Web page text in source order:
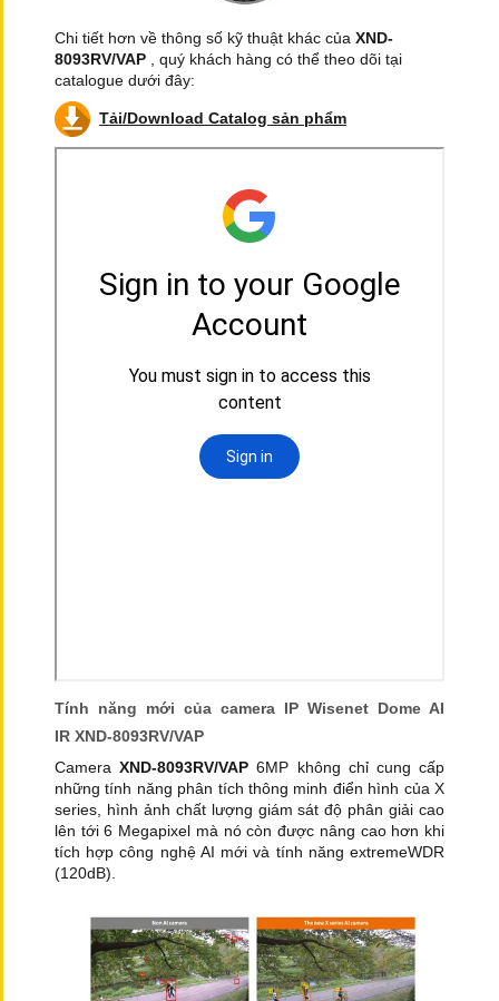
Chi tiết hơn về thông số kỹ thuật khác của XND-
8093RV/VAP , quý khách hàng có thể theo dõi tại
catalogue dưới đây:
Tải/Download Catalog sản phẩm
Tính năng mới của camera IP Wisenet Dome AI
IR XND-8093RV/VAP
CameraXND-8093RV/VAP 6MP không chỉ cung cấp
những tính năng phân tích thông minh điển hình của X
series, hình ảnh chất lượng giám sát độ phân giải cao
lên tới 6 Megapixel mà nó còn được nâng cao hơn khi
tích hợp công nghệ AI mới và tính năng extremeWDR
(120dB).